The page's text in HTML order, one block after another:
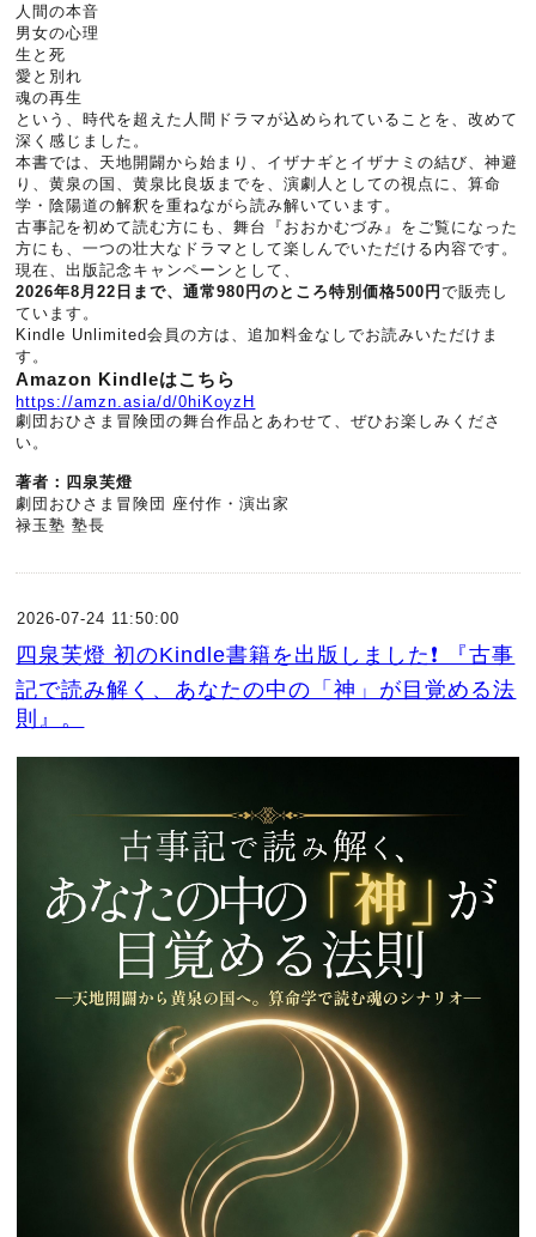
人間の本音
男女の心理
生と死
愛と別れ
魂の再生
という、時代を超えた人間ドラマが込められていることを、改めて
深く感じました。
本書では、天地開闢から始まり、イザナギとイザナミの結び、神避
り、黄泉の国、黄泉比良坂までを、演劇人としての視点に、算命
学・陰陽道の解釈を重ねながら読み解いています。
古事記を初めて読む方にも、舞台『おおかむづみ』をご覧になった
方にも、一つの壮大なドラマとして楽しんでいただける内容です。
現在、出版記念キャンペーンとして、
2026年8月22日まで、通常980円のところ特別価格500円で販売し
ています。
Kindle Unlimited会員の方は、追加料金なしでお読みいただけま
す。
Amazon Kindleはこちら
https://amzn.asia/d/0hiKoyzH
劇団おひさま冒険団の舞台作品とあわせて、ぜひお楽しみくださ
い。
著者：四泉芙燈
劇団おひさま冒険団 座付作・演出家
禄玉塾 塾長
2026-07-24 11:50:00
四泉芙燈 初のKindle書籍を出版しました❗ 『古事
記で読み解く、あなたの中の「神」が目覚める法
則』。